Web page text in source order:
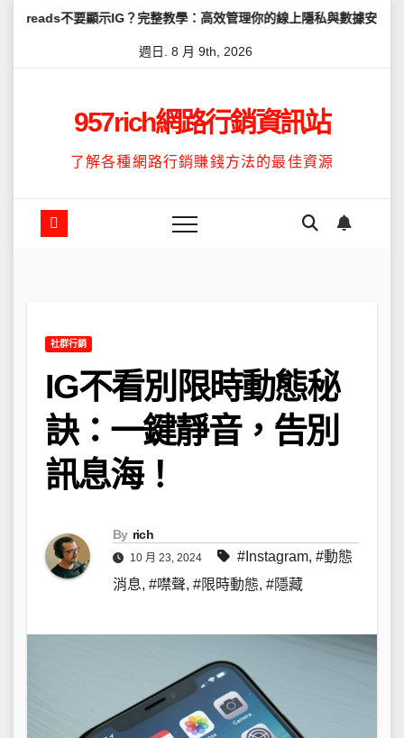
顯示IG？完整教學：高效管理你的線上隱私與數據安全 怎麼讓
週日. 8 月 9th, 2026
957rich網路行銷資訊站
了解各種網路行銷賺錢方法的最佳資源
社群行銷
IG不看別限時動態秘
訣：一鍵靜音，告別
訊息海！
By rich
10 月 23, 2024 #Instagram, #動態
消息, #噤聲, #限時動態, #隱藏